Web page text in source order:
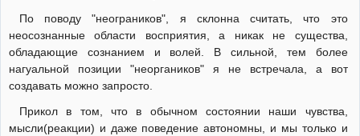
По поводу "неограников", я склонна считать, что это
неосознанные области восприятия, а никак не существа,
обладающие сознанием и волей. В сильной, тем более
нагуальной позиции "неоргаников" я не встречала, а вот
создавать можно запросто.
Прикол в том, что в обычном состоянии наши чувства,
мысли(реакции) и даже поведение автономны, и мы только и